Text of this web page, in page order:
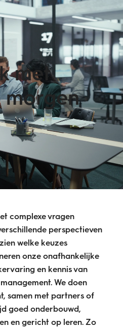
met
complexe vragen
perspectieven
welke keuzes
onze onafhankelijke
en kennis van
We doen
samen met partners of
goed onderbouwd,
en gericht op leren. Zo